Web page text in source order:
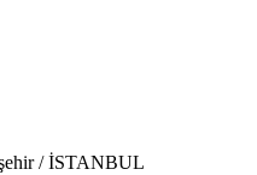
/ İSTANBUL